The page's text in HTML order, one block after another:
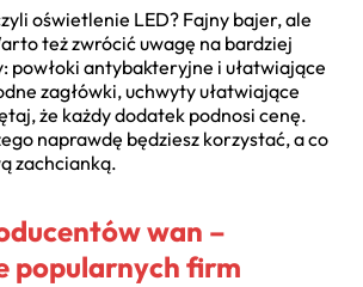
oświetlenie LED? Fajny bajer, ale
też zwrócić uwagę na bardziej
powłoki antybakteryjne i ułatwiające
zagłówki, uchwyty ułatwiające
że każdy dodatek podnosi cenę.
naprawdę będziesz korzystać, a co
zachcianką.
wan –
popularnych firm